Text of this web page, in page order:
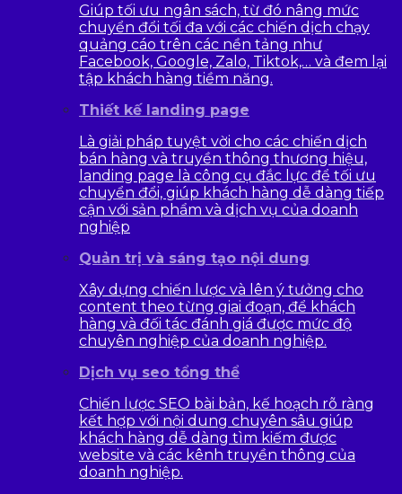
Giúp tối ưu ngân sách, từ đó nâng mức
chuyển đổi tối đa với các chiến dịch chạy
quảng cáo trên các nền tảng như
Facebook, Google, Zalo, Tiktok,… và đem lại
tập khách hàng tiềm năng.
Thiết kế landing page
Là giải pháp tuyệt vời cho các chiến dịch
bán hàng và truyền thông thương hiệu,
landing page là công cụ đắc lực để tối ưu
chuyển đổi, giúp khách hàng dễ dàng tiếp
cận với sản phẩm và dịch vụ của doanh
nghiệp
Quản trị và sáng tạo nội dung
Xây dựng chiến lược và lên ý tưởng cho
content theo từng giai đoạn, để khách
hàng và đối tác đánh giá được mức độ
chuyên nghiệp của doanh nghiệp.
Dịch vụ seo tổng thể
Chiến lược SEO bài bản, kế hoạch rõ ràng
kết hợp với nội dung chuyên sâu giúp
khách hàng dễ dàng tìm kiếm được
website và các kênh truyền thông của
doanh nghiệp.